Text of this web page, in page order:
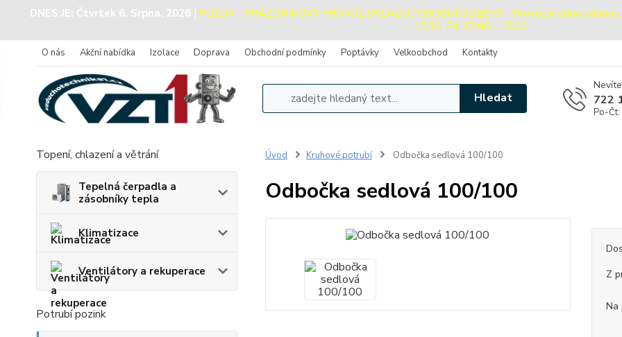
DNES JE: Čtvrtek 6. Srpna, 2026 | POZOR - PRÁZDNINOVÝ PROVOZ SKLADU / OSOBNÍ ODBĚRY - Provozní doba
- 15:30, Pá: 13:00 - 15:00
O nás Akční nabídka Izolace Doprava Obchodní podmínky Poptávky Velkoobchod Kontakty
Hledat 722
Po-
Topení, chlazení a větrání
Tepelná čerpadla a
zásobníky tepla
Klimatizace
Ventilátory a rekuperace
Potrubí pozink
Úvod Kruhové potrubí Odbočka sedlová 100/100
Odbočka sedlová 100/100
Z
Na